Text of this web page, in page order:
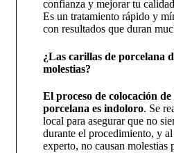
confianza y mejorar tu
Es un tratamiento rápido y
con resultados que duran
¿Las carillas de porcelana
molestias?
El proceso de colocación
porcelana es indoloro. Se
local para asegurar que no
durante el procedimiento, y
experto, no causan molestias